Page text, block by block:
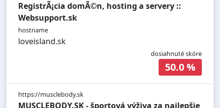
RegistrÃ¡cia domÃ©n, hosting a servery ::
Websupport.sk
hostname
loveisland.sk
dosiahnuté skóre
50.0 %
https://musclebody.sk
MUSCLEBODY.SK - športová výživa za najlepšie